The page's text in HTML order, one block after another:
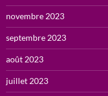
novembre 2023
septembre 2023
août 2023
juillet 2023